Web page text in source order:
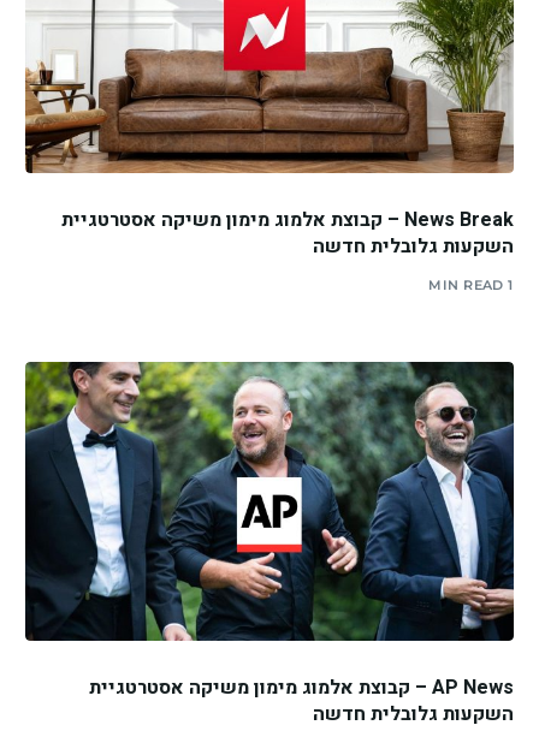
News Break – קבוצת אלמוג מימון משיקה אסטרטגיית
השקעות גלובלית חדשה
1 MIN READ
AP News – קבוצת אלמוג מימון משיקה אסטרטגיית
השקעות גלובלית חדשה